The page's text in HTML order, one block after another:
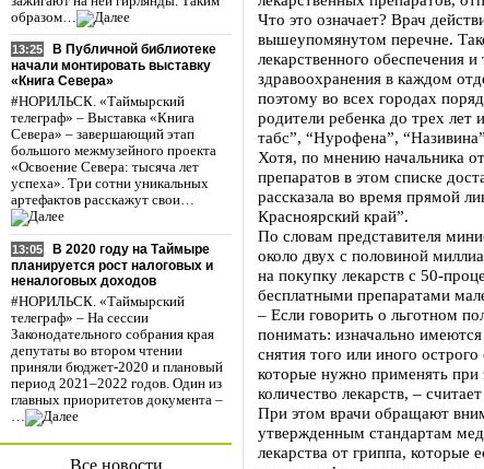
образом…
13:25
В Публичной библиотеке
начали монтировать выставку
«Книга Севера»
#НОРИЛЬСК. «Таймырский
телеграф» – Выставка «Книга
Севера» – завершающий этап
большого межмузейного проекта
«Освоение Севера: тысяча лет
успеха». Три сотни уникальных
артефактов расскажут свои…
13:05
В 2020 году на Таймыре
планируется рост налоговых и
неналоговых доходов
#НОРИЛЬСК. «Таймырский
телеграф» – На сессии
Законодательного собрания края
депутаты во втором чтении
приняли бюджет-2020 и плановый
период 2021–2022 годов. Один из
главных приоритетов документа –
…
Все новости
Что это означает? Врач
вышеупомянутом перечне.
лекарственного обеспечения
здравоохранения в каждом
поэтому во всех городах
родители ребенка до трех лет
табс”, “Нурофена”,
Хотя, по мнению начальника
препаратов в этом списке
рассказала во время прямой
Красноярский край”.
По словам представителя
около двух с половиной
на покупку лекарств с 50-
бесплатными препаратами
– Если говорить о льготном
понимать: изначально
снятия того или иного
которые нужно применять
количество лекарств, –
При этом врачи обращают
утвержденным стандартам
лекарства от гриппа, которые